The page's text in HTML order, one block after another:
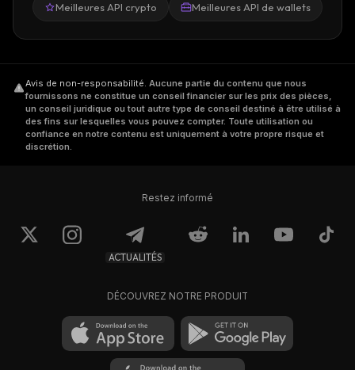
Meilleures API crypto Meilleures API de wallets
Avis de non-responsabilité. Aucune partie du contenu que nous
fournissons ne constitue un conseil financier sur les prix des pièces,
un conseil juridique ou tout autre type de conseil destiné à être utilisé à
des fins sur lesquelles vous pouvez compter. Toute utilisation ou
confiance en notre contenu est uniquement à votre propre risque et
discrétion.
Restez informé
ACTUALITÉS
DÉCOUVREZ NOTRE PRODUIT